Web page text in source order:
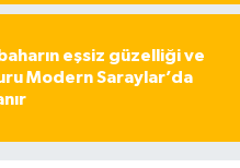
eşsiz güzelliği ve
Modern Saraylar’da